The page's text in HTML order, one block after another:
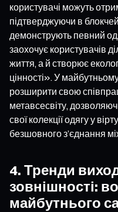
користувачі можуть
підтверджуючи в
демонструють певний
заохочує користувачів
життя, а й створює
цінності». У
розширити свою
метавсесвіту,
свої колекції одягу у
безшовного з’єднання
4. Тренди
зовнішності:
майбутнього